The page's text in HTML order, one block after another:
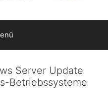
Server Update
Betriebssysteme